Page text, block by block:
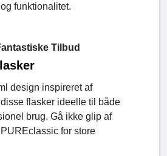
funktionalitet.
Tilbud
design inspireret af
flasker ideelle til både
brug. Gå ikke glip af
for store